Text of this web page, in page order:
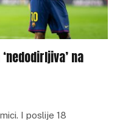
na
I poslije 18